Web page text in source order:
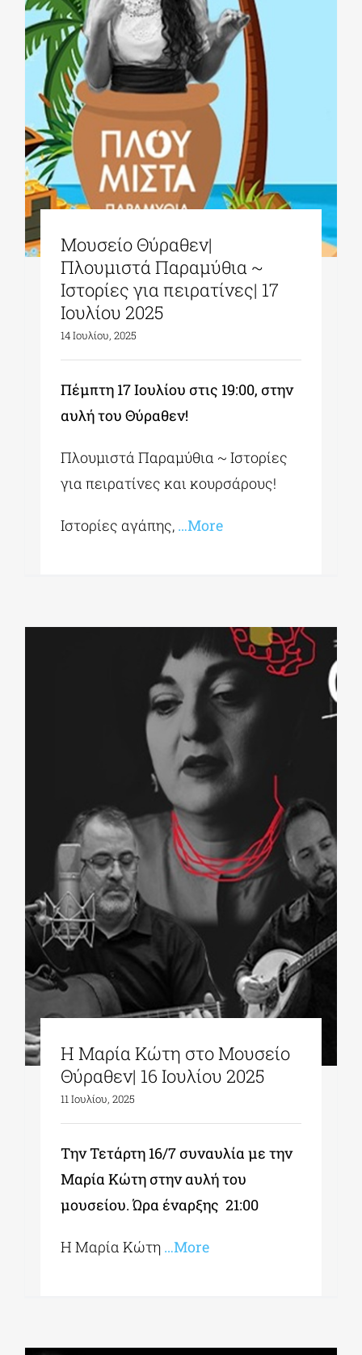
Μουσείο Θύραθεν|
Πλουμιστά Παραμύθια ~
Ιστορίες για πειρατίνες| 17
Ιουλίου 2025
14 Ιουλίου, 2025
Πέμπτη 17 Ιουλίου στις 19:00, στην
αυλή του Θύραθεν!
Πλουμιστά Παραμύθια ~ Ιστορίες
για πειρατίνες και κουρσάρους!
Ιστορίες αγάπης, …More
Η Μαρία Κώτη στο Μουσείο
Θύραθεν| 16 Ιουλίου 2025
11 Ιουλίου, 2025
Την Τετάρτη 16/7 συναυλία με την
Μαρία Κώτη στην αυλή του
μουσείου. Ώρα έναρξης 21:00
Η Μαρία Κώτη …More